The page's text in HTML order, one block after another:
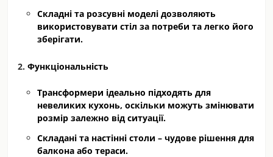
Складні та розсувні моделі дозволяють
використовувати стіл за потреби та легко його
зберігати.
Функціональність
Трансформери ідеально підходять для
невеликих кухонь, оскільки можуть змінювати
розмір залежно від ситуації.
Складані та настінні столи – чудове рішення для
балкона або тераси.